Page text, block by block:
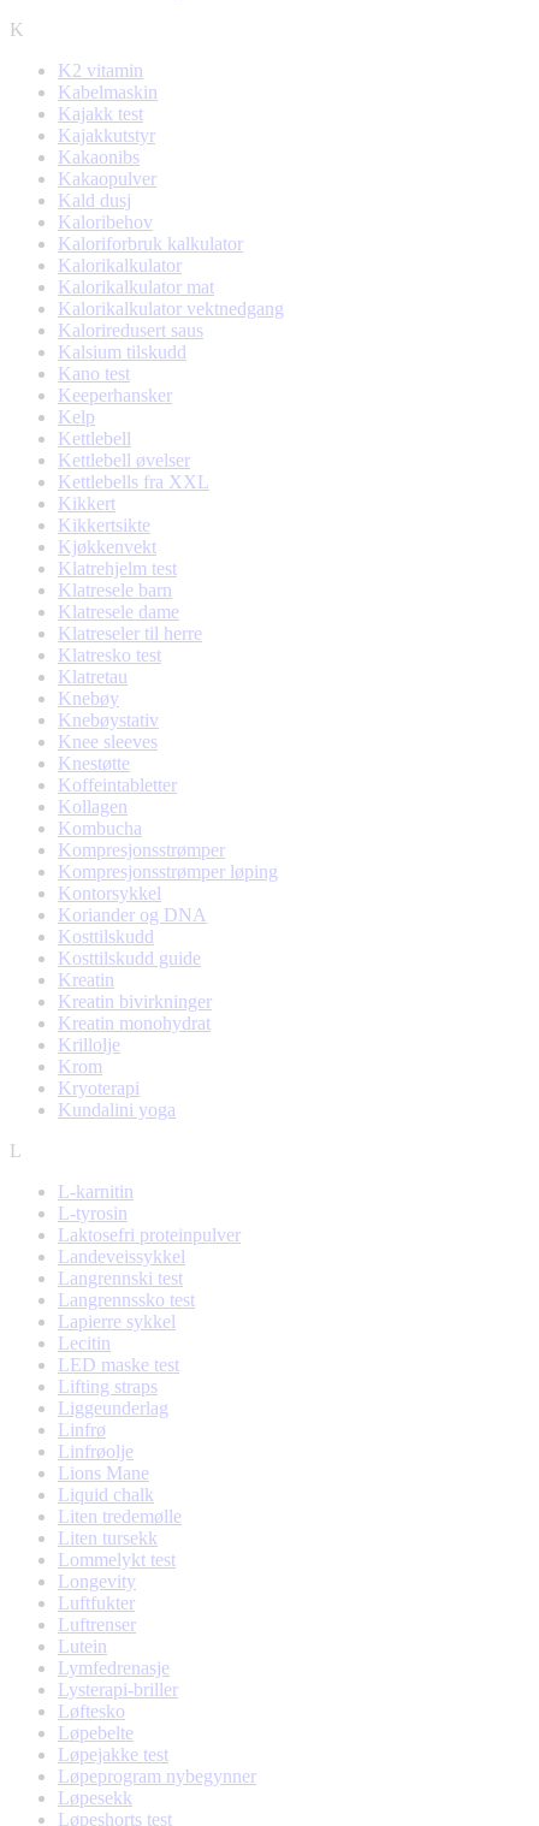
K
K2 vitamin
Kabelmaskin
Kajakk test
Kajakkutstyr
Kakaonibs
Kakaopulver
Kald dusj
Kaloribehov
Kaloriforbruk kalkulator
Kalorikalkulator
Kalorikalkulator mat
Kalorikalkulator vektnedgang
Kaloriredusert saus
Kalsium tilskudd
Kano test
Keeperhansker
Kelp
Kettlebell
Kettlebell øvelser
Kettlebells fra XXL
Kikkert
Kikkertsikte
Kjøkkenvekt
Klatrehjelm test
Klatresele barn
Klatresele dame
Klatreseler til herre
Klatresko test
Klatretau
Knebøy
Knebøystativ
Knee sleeves
Knestøtte
Koffeintabletter
Kollagen
Kombucha
Kompresjonsstrømper
Kompresjonsstrømper løping
Kontorsykkel
Koriander og DNA
Kosttilskudd
Kosttilskudd guide
Kreatin
Kreatin bivirkninger
Kreatin monohydrat
Krillolje
Krom
Kryoterapi
Kundalini yoga
L
L-karnitin
L-tyrosin
Laktosefri proteinpulver
Landeveissykkel
Langrennski test
Langrennssko test
Lapierre sykkel
Lecitin
LED maske test
Lifting straps
Liggeunderlag
Linfrø
Linfrøolje
Lions Mane
Liquid chalk
Liten tredemølle
Liten tursekk
Lommelykt test
Longevity
Luftfukter
Luftrenser
Lutein
Lymfedrenasje
Lysterapi-briller
Løftesko
Løpebelte
Løpejakke test
Løpeprogram nybegynner
Løpesekk
Løpeshorts test